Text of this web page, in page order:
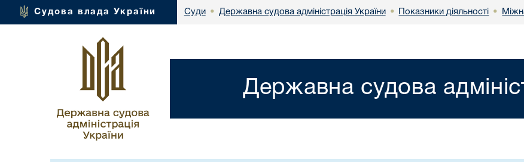
Судова влада України Суди • Державна судова адміністрація України • Показники діяльності •
Державна судова